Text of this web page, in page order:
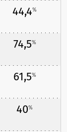
44,4%
74,5%
61,5%
40%